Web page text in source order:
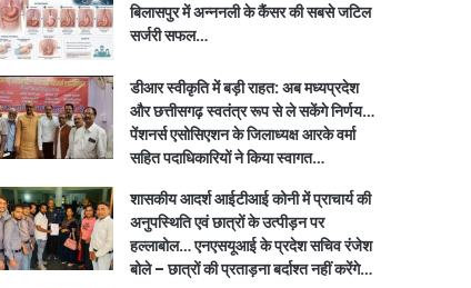
बिलासपुर में अन्ननली के कैंसर की सबसे जटिल
सर्जरी सफल…
डीआर स्वीकृति में बड़ी राहत: अब मध्यप्रदेश
और छत्तीसगढ़ स्वतंत्र रूप से ले सकेंगे निर्णय…
पेंशनर्स एसोसिएशन के जिलाध्यक्ष आरके वर्मा
सहित पदाधिकारियों ने किया स्वागत…
शासकीय आदर्श आईटीआई कोनी में प्राचार्य की
अनुपस्थिति एवं छात्रों के उत्पीड़न पर
हल्लाबोल… एनएसयूआई के प्रदेश सचिव रंजेश
बोले – छात्रों की प्रताड़ना बर्दाश्त नहीं करेंगे…